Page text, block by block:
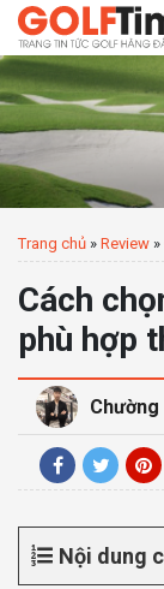
Trang chủ » Review »
Cách
phù hợp
Chường
Nội dung